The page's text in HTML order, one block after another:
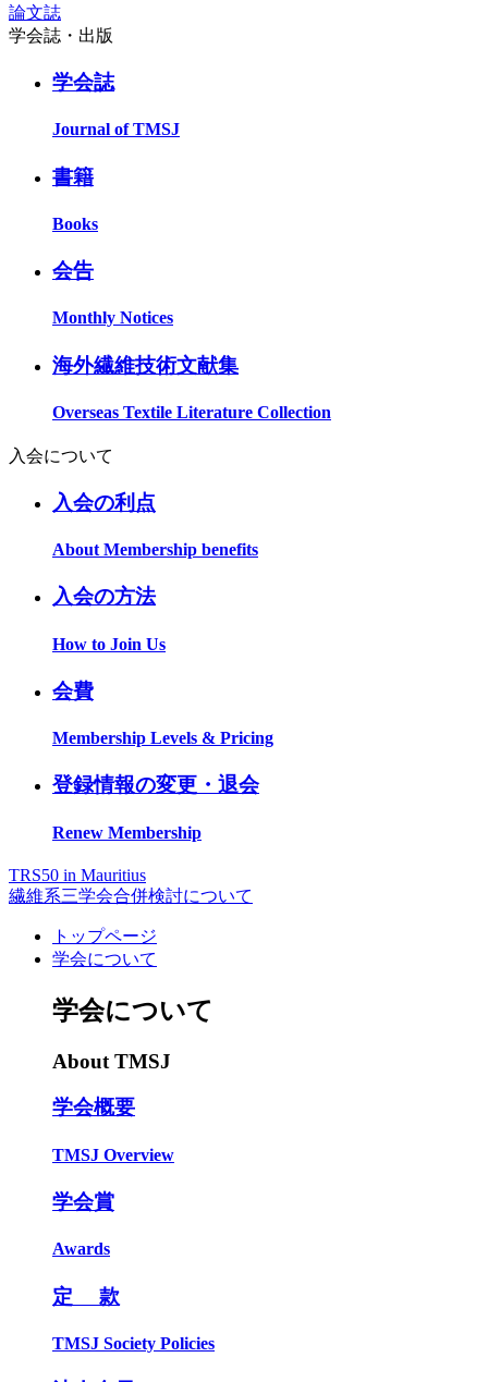
論文誌
学会誌・出版
学会誌
Journal of TMSJ
書籍
Books
会告
Monthly Notices
海外繊維技術文献集
Overseas Textile Literature Collection
入会について
入会の利点
About Membership benefits
入会の方法
How to Join Us
会費
Membership Levels & Pricing
登録情報の変更・退会
Renew Membership
TRS50 in Mauritius
繊維系三学会合併検討について
トップページ
学会について
学会について
About TMSJ
学会概要
TMSJ Overview
学会賞
Awards
定 款
TMSJ Society Policies